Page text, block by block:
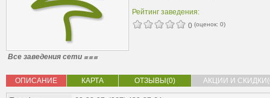
Рейтинг заведения:
0 (оценок: 0)
Все заведения сети
ОПИСАНИЕ КАРТА ОТЗЫВЫ(0) АКЦИИ И